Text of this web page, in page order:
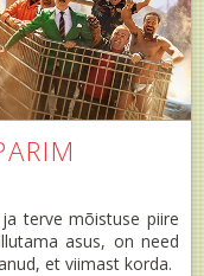
terve mõistuse piire
asus, on need
et viimast korda.